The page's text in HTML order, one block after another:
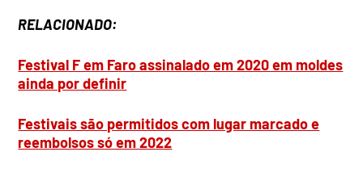
RELACIONADO:
Festival F em Faro assinalado em 2020 em moldes
ainda por definir
Festivais são permitidos com lugar marcado e
reembolsos só em 2022